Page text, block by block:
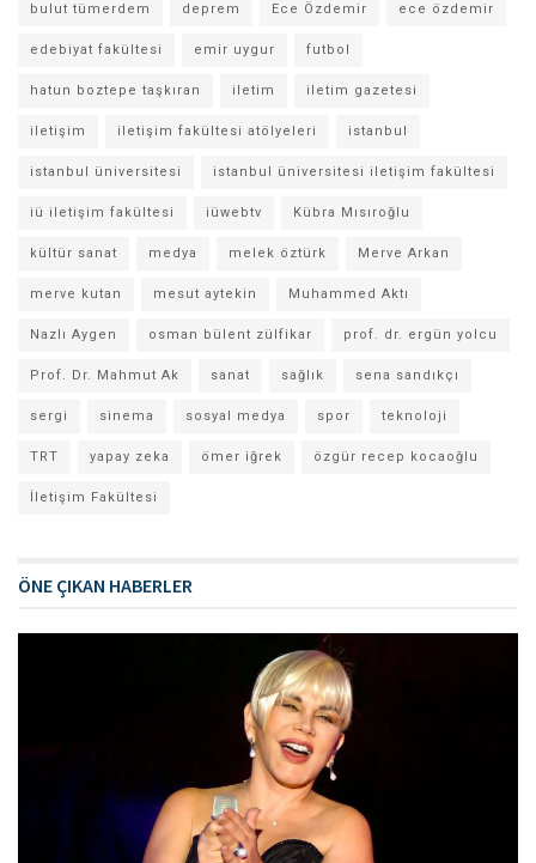
bulut tümerdem deprem Ece Özdemir ece özdemir
edebiyat fakültesi emir uygur futbol
hatun boztepe taşkıran iletim iletim gazetesi
iletişim iletişim fakültesi atölyeleri istanbul
istanbul üniversitesi istanbul üniversitesi iletişim fakültesi
iü iletişim fakültesi iüwebtv Kübra Mısıroğlu
kültür sanat medya melek öztürk Merve Arkan
merve kutan mesut aytekin Muhammed Aktı
Nazlı Aygen osman bülent zülfikar prof. dr. ergün yolcu
Prof. Dr. Mahmut Ak sanat sağlık sena sandıkçı
sergi sinema sosyal medya spor teknoloji
TRT yapay zeka ömer iğrek özgür recep kocaoğlu
İletişim Fakültesi
ÖNE ÇIKAN HABERLER